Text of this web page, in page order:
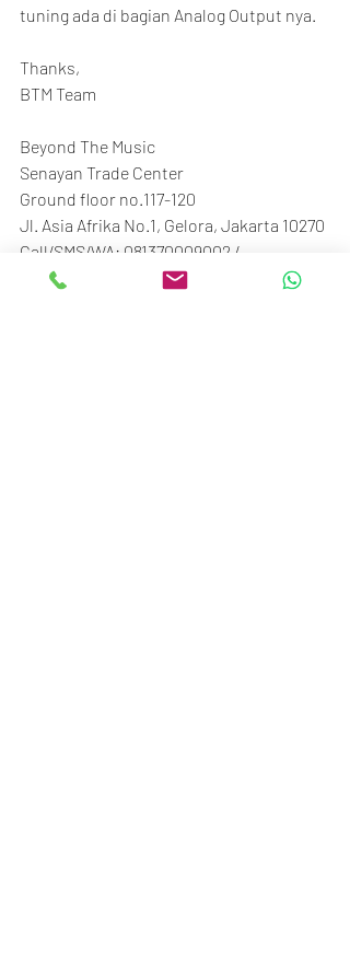
tuning ada di bagian Analog Output nya.
Thanks,
BTM Team
Beyond The Music
Senayan Trade Center
Ground floor no.117-120
Jl. Asia Afrika No.1, Gelora, Jakarta 10270
Call/SMS/WA: 081370009002 /
081370006807